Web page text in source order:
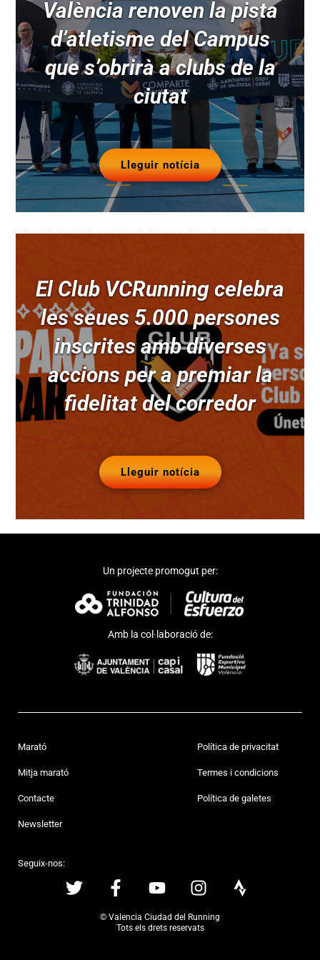
València renoven la pista
d’atletisme del Campus
que s’obrirà a clubs de la
ciutat
Lleguir notícia
El Club VCRunning celebra
les seues 5.000 persones
inscrites amb diverses
accions per a premiar la
fidelitat del corredor
Lleguir notícia
Un projecte promogut per:
Amb la col·laboració de:
Marató
Mitja marató
Contacte
Newsletter
Política de privacitat
Termes i condicions
Política de galetes
Seguix-nos:
© Valencia Ciudad del Running
Tots els drets reservats